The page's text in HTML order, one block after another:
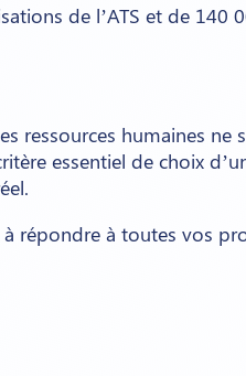
de l’ATS et de 140
ressources humaines ne
essentiel de choix
répondre à toutes vos